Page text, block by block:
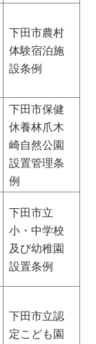
下田市農村
体験宿泊施
設条例
下田市保健
休養林爪木
崎自然公園
設置管理条
例
下田市立
小・中学校
及び幼稚園
設置条例
下田市立認
定こども園